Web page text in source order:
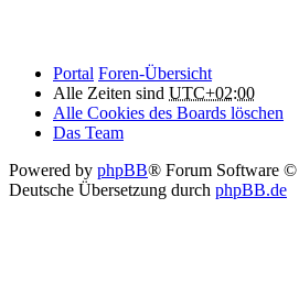
Portal Foren-Übersicht
Alle Zeiten sind UTC+02:00
Alle Cookies des Boards löschen
Das Team
Powered by phpBB® Forum Software
Deutsche Übersetzung durch phpBB.de